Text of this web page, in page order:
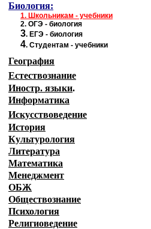
Биология:
1. Школьникам - учебники
2. ОГЭ - биология
3. ЕГЭ - биология
4. Студентам - учебники
География
Естествознание
Иностр. языки.
Информатика
Искусствоведение
История
Культурология
Литература
Математика
Менеджмент
ОБЖ
Обществознание
Психология
Религиоведение